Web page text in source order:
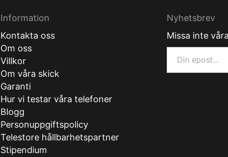
Information
Kontakta oss
Om oss
Villkor
Om våra skick
Garanti
Hur vi testar våra telefoner
Blogg
Personuppgiftspolicy
Telestore hållbarhetspartner
Stipendium
Nyhetsbrev
Missa inte